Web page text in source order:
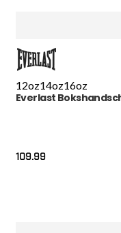
12oz14oz16oz
Everlast
109.99